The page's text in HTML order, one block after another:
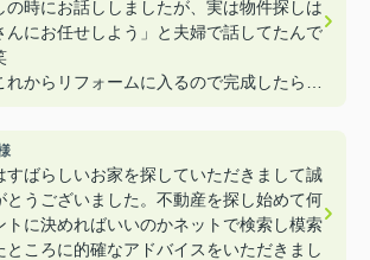
の時にお話ししましたが、実は物件探しは
んにお任せしよう」と夫婦で話してたんで
れからリフォームに入るので完成したら遊
すばらしいお家を探していただきまして誠
とうございました。不動産を探し始めて何
トに決めればいいのかネットで検索し模索
ところに的確なアドバイスをいただきまし